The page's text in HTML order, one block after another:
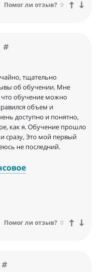
Помог ли отзыв? 0
тщательно
об обучении. Мне
что обучение можно
объем и
доступно и понятно,
как я. Обучение прошло
сразу, Это мой первый
не последний.
Помог ли отзыв? 0